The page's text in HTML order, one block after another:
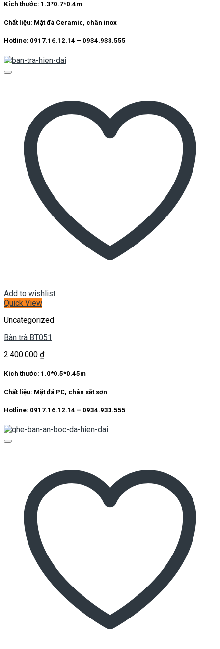
Kích thước: 1.3*0.7*0.4m
Chất liệu: Mặt đá Ceramic, chân inox
Hotline: 0917.16.12.14 – 0934.933.555
Add to wishlist
Quick View
Uncategorized
Bàn trà BT051
2.400.000 ₫
Kích thước: 1.0*0.5*0.45m
Chất liệu: Mặt đá PC, chân sắt sơn
Hotline: 0917.16.12.14 – 0934.933.555